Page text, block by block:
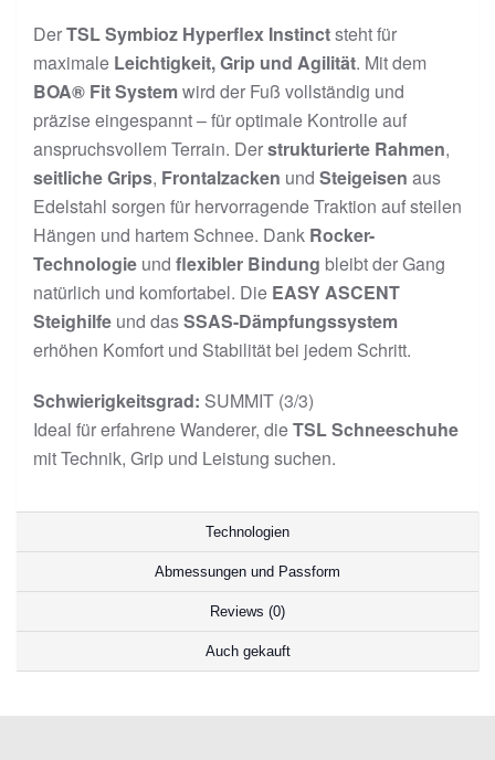
DerTSL Symbioz Hyperflex Instinctsteht für
maximale Leichtigkeit, Grip und Agilität. Mit dem
BOA® Fit Systemwird der Fuß vollständig und
präzise eingespannt – für optimale Kontrolle auf
anspruchsvollem Terrain. Derstrukturierte Rahmen,
seitliche Grips, Frontalzacken und Steigeisen aus
Edelstahl sorgen für hervorragende Traktion auf steilen
Hängen und hartem Schnee. Dank Rocker-
Technologie und flexibler Bindung bleibt der Gang
natürlich und komfortabel. Die EASY ASCENT
Steighilfe und dasSSAS-Dämpfungssystem
erhöhen Komfort und Stabilität bei jedem Schritt.
Schwierigkeitsgrad: SUMMIT (3/3)
Ideal für erfahrene Wanderer, dieTSL Schneeschuhe
mit Technik, Grip und Leistung suchen.
Technologien
Abmessungen und Passform
Reviews (0)
Auch gekauft